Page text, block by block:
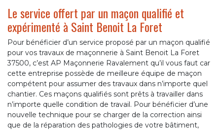
Le service offert par un maçon qualifié et
expérimenté à Saint Benoit La Foret
Pour bénéficier d’un service proposé par un maçon qualifié
pour vos travaux de maçonnerie à Saint Benoit La Foret
37500, c’est AP Maçonnerie Ravalement qu’il vous faut car
cette entreprise possède de meilleure équipe de maçon
compétent pour assumer des travaux dans n’importe quel
chantier. Ces maçons qualifiés sont prêts à travailler dans
n’importe quelle condition de travail. Pour bénéficier d’une
nouvelle technique pour se charger de la correction ainsi
que de la réparation des pathologies de votre bâtiment,